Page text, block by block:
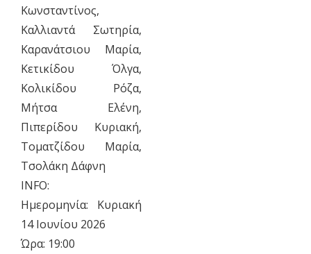
Κωνσταντίνος,
Καλλιαντά Σωτηρία,
Καρανάτσιου Μαρία,
Κετικίδου Όλγα,
Κολικίδου Ρόζα,
Μήτσα Ελένη,
Πιπερίδου Κυριακή,
Τοματζίδου Μαρία,
Τσολάκη Δάφνη
INFO:
Ημερομηνία: Κυριακή
14 Ιουνίου 2026
Ώρα: 19:00